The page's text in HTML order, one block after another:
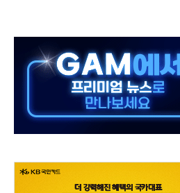
환점"
·속도전 총력"